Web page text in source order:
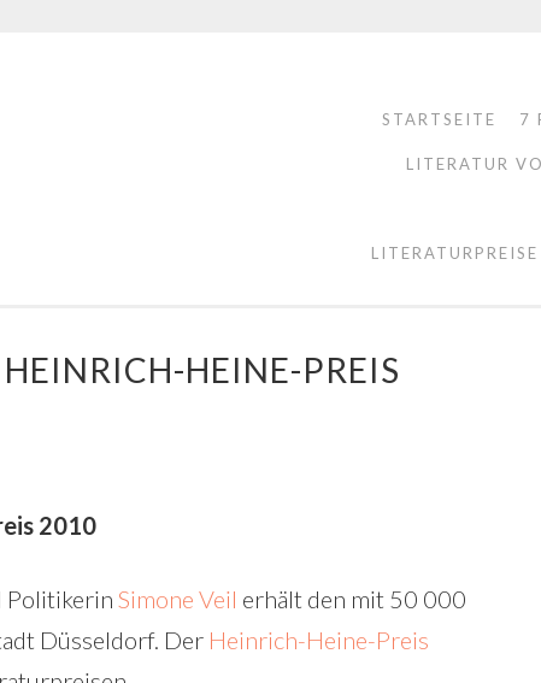
STARTSEITE 7
LITERATUR
HEINE-PREIS
2010
Politikerin Simone Veil erhält den mit 50 000
Düsseldorf. Der Heinrich-Heine-Preis